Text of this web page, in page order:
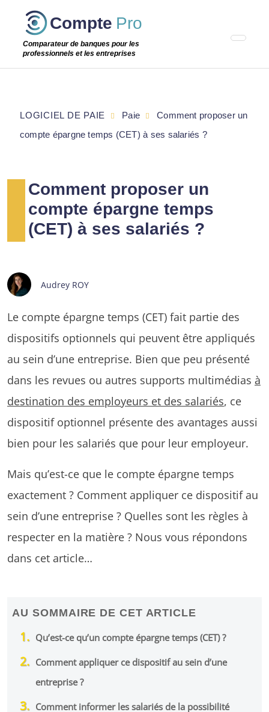
Passer
étape
Compte Pro
Comparateur de banques pour les
professionnels et les entreprises
Comment proposer un
compte épargne temps
(CET) à ses salariés ?
Audrey ROY
Le compte épargne temps (CET) fait partie des
dispositifs optionnels qui peuvent être appliqués
au sein d’une entreprise. Bien que peu présenté
dans les revues ou autres supports multimédias à
destination des employeurs et des salariés, ce
dispositif optionnel présente des avantages aussi
bien pour les salariés que pour leur employeur.
Mais qu’est-ce que le compte épargne temps
exactement ? Comment appliquer ce dispositif au
sein d’une entreprise ? Quelles sont les règles à
respecter en la matière ? Nous vous répondons
dans cet article…
AU SOMMAIRE DE CET ARTICLE
Qu’est-ce qu’un compte épargne temps (CET) ?
Comment appliquer ce dispositif au sein d’une
entreprise ?
Comment informer les salariés de la possibilité
LOGICIEL DE PAIE Paie
Comment proposer un
compte épargne temps (CET) à ses salariés ?